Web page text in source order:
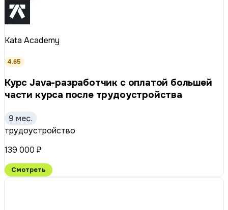
Kata Academy
4.65
Курс Java-разработчик с оплатой большей
части курса после трудоустройства
9 мес.
трудоустройство
139 000 ₽
Смотреть